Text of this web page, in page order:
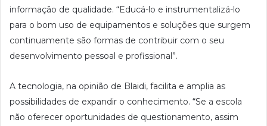
informação de qualidade. “Educá-lo e instrumentalizá-lo
para o bom uso de equipamentos e soluções que surgem
continuamente são formas de contribuir com o seu
desenvolvimento pessoal e profissional”.
A tecnologia, na opinião de Blaidi, facilita e amplia as
possibilidades de expandir o conhecimento. “Se a escola
não oferecer oportunidades de questionamento, assim